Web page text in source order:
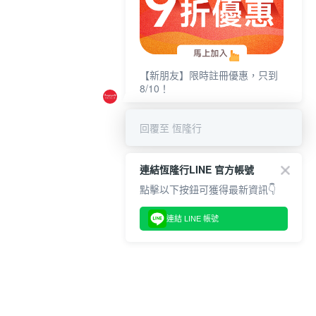
【新朋友】限時註冊優惠，只到
8/10！
回覆至 恆隆行
連結恆隆行LINE 官方帳號
點擊以下按鈕可獲得最新資訊👇
連結 LINE 帳號